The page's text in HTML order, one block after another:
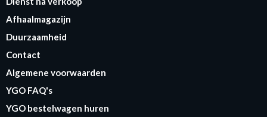
Afhaalmagazijn
Duurzaamheid
Contact
Algemene voorwaarden
YGO FAQ's
YGO bestelwagen huren